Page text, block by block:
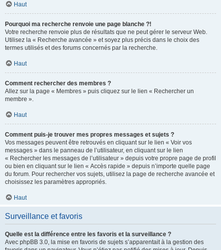
Haut
Pourquoi ma recherche renvoie une page blanche ?!
Votre recherche renvoie plus de résultats que ne peut gérer le serveur Web.
Utilisez la « Recherche avancée » et soyez plus précis dans le choix des
termes utilisés et des forums concernés par la recherche.
Haut
Comment rechercher des membres ?
Allez sur la page « Membres » puis cliquez sur le lien « Rechercher un
membre ».
Haut
Comment puis-je trouver mes propres messages et sujets ?
Vos messages peuvent être retrouvés en cliquant sur le lien « Voir vos
messages » dans le panneau de l’utilisateur, en cliquant sur le lien
« Rechercher les messages de l’utilisateur » depuis votre propre page de profil
ou bien en cliquant sur le lien « Accès rapide » depuis n’importe quelle page
du forum. Pour rechercher vos sujets, utilisez la page de recherche avancée et
choisissez les paramètres appropriés.
Haut
Surveillance et favoris
Quelle est la différence entre les favoris et la surveillance ?
Avec phpBB 3.0, la mise en favoris de sujets s’apparentait à la gestion des